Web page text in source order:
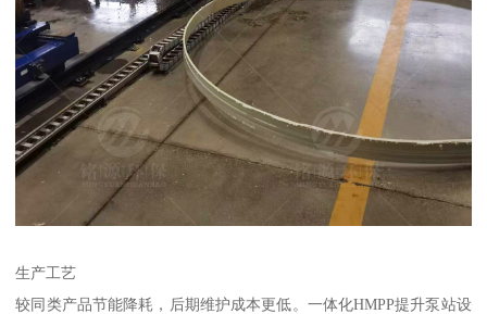
生产工艺
较同类产品节能降耗，后期维护成本更低。一体化HMPP提升泵站设